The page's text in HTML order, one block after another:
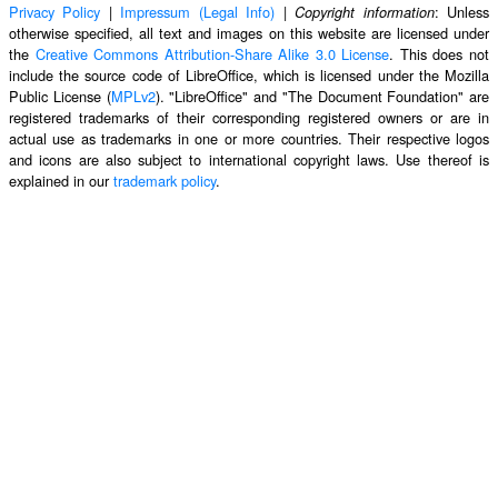
Privacy Policy | Impressum (Legal Info) |Copyright information: Unless
otherwise specified, all text and images on this website are licensed under
the Creative Commons Attribution-Share Alike 3.0 License. This does not
include the source code of LibreOffice, which is licensed under the Mozilla
Public License (MPLv2). "LibreOffice" and "The Document Foundation" are
registered trademarks of their corresponding registered owners or are in
actual use as trademarks in one or more countries. Their respective logos
and icons are also subject to international copyright laws. Use thereof is
explained in ourtrademark policy.